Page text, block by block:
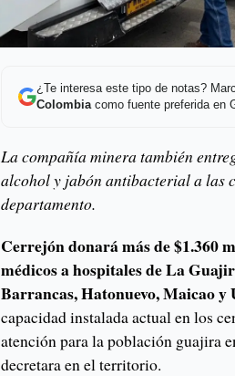
¿Te interesa este tipo de notas?
Colombiacomo fuente preferida en
La compañía minera también
alcohol y jabón antibacterial a las
departamento.
Cerrejón donará más de $1.360
médicos a hospitales de La
Barrancas, Hatonuevo, Maicao y
capacidad instalada actual en los
atención para la población guajira
decretara en el territorio.